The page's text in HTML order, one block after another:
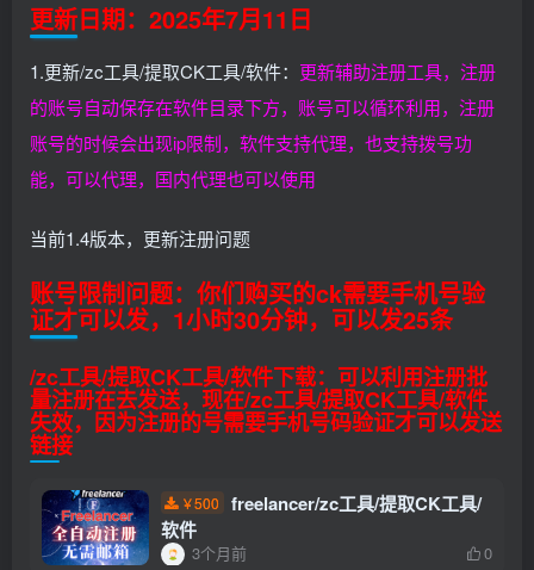
更新日期：2025年7月11日
1.更新/zc工具/提取CK工具/软件： 更新辅助注册工具，注册
的账号自动保存在软件目录下方，账号可以循环利用，注册
账号的时候会出现ip限制，软件支持代理，也支持拨号功
能，可以代理，国内代理也可以使用
当前1.4版本，更新注册问题
账号限制问题：你们购买的ck需要手机号验
证才可以发，1小时30分钟，可以发25条
/zc工具/提取CK工具/软件下载：可以利用注册批
量注册在去发送，现在/zc工具/提取CK工具/软件
失效，因为注册的号需要手机号码验证才可以发送
链接
￥500
freelancer/zc工具/提取CK工具/
软件
3个月前 0